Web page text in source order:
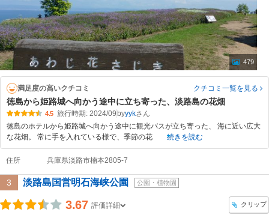
479
満足度の高いクチコミ クチコミ一覧を見る
徳島から姫路城へ向かう途中に立ち寄った、淡路島の花畑
4.5 旅行時期: 2024/09 byyyk
徳島のホテルから姫路城へ向かう途中に観光バスが立ち寄った、 海に近い広大
な花畑。 常に手を入れている様で、季節の花
続きを読む
住所 兵庫県淡路市楠本2805-7
3 淡路島国営明石海峡公園 公園・植物園
3.67 評価詳細 クリップ